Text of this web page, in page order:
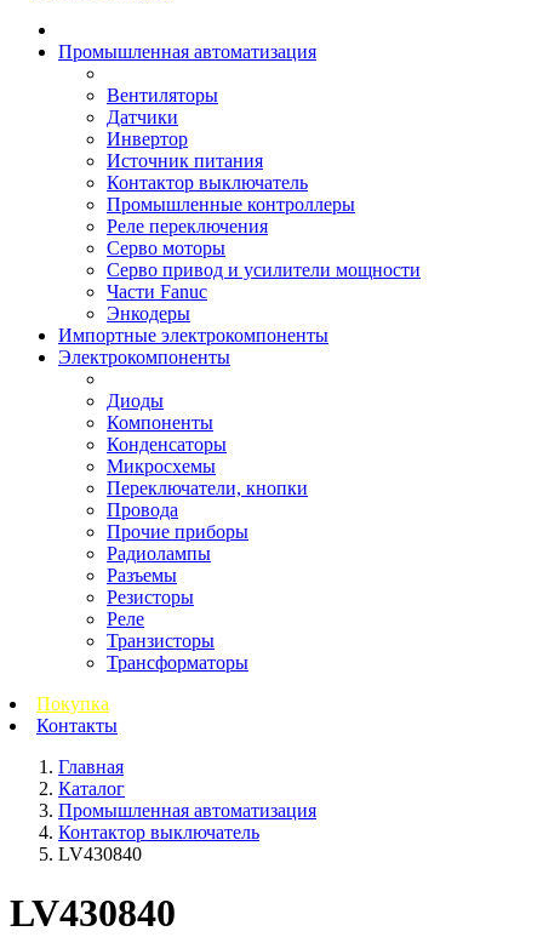
Промышленная автоматизация
Вентиляторы
Датчики
Инвертор
Источник питания
Контактор выключатель
Промышленные контроллеры
Реле переключения
Серво моторы
Серво привод и усилители мощности
Части Fanuc
Энкодеры
Импортные электрокомпоненты
Электрокомпоненты
Диоды
Компоненты
Конденсаторы
Микросхемы
Переключатели, кнопки
Провода
Прочие приборы
Радиолампы
Разъемы
Резисторы
Реле
Транзисторы
Трансформаторы
Покупка
Контакты
Главная
Каталог
Промышленная автоматизация
Контактор выключатель
LV430840
LV430840